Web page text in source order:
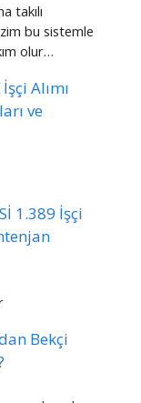
takılı
bu sistemle
olur…
Alımı
ve
1.389 İşçi
Bekçi